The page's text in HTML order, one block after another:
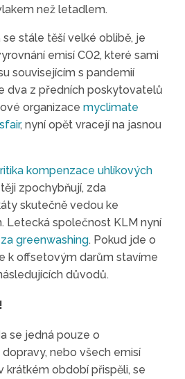
než letadlem.
se stále těší velké oblibě, je
emisí CO2, které sami
souvisejícím s pandemií
dva z předních poskytovatelů
organizace myclimate
, nyní opět vracejí na jasnou
kompenzace uhlíkových
zpochybňují, zda
skutečně vedou ke
Letecká společnost KLM nyní
greenwashing. Pokud jde o
k offsetovým darům stavíme
důvodů.
se jedná pouze o
nebo všech emisí
krátkém období přispěli, se